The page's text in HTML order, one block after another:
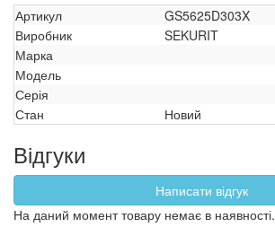
Артикул
GS5625D303X
Виробник
SEKURIT
Марка
Модель
Серія
Стан
Новий
Відгуки
Написати відгук
На даний момент товару немає в наявності.